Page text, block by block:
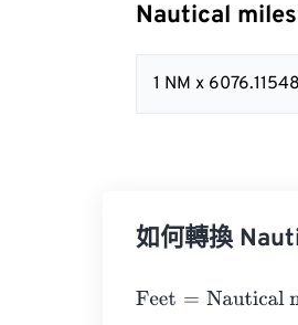
Nautical
1 NM x
如何轉換
Feet= Nautical miles